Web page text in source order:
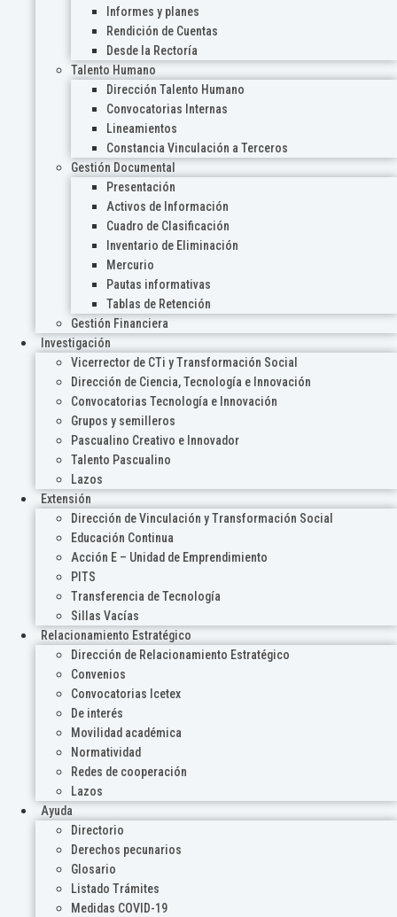
Informes y planes
Rendición de Cuentas
Desde la Rectoría
Talento Humano
Dirección Talento Humano
Convocatorias Internas
Lineamientos
Constancia Vinculación a Terceros
Gestión Documental
Presentación
Activos de Información
Cuadro de Clasificación
Inventario de Eliminación
Mercurio
Pautas informativas
Tablas de Retención
Gestión Financiera
Investigación
Vicerrector de CTi y Transformación Social
Dirección de Ciencia, Tecnología e Innovación
Convocatorias Tecnología e Innovación
Grupos y semilleros
Pascualino Creativo e Innovador
Talento Pascualino
Lazos
Extensión
Dirección de Vinculación y Transformación Social
Educación Continua
Acción E – Unidad de Emprendimiento
PITS
Transferencia de Tecnología
Sillas Vacías
Relacionamiento Estratégico
Dirección de Relacionamiento Estratégico
Convenios
Convocatorias Icetex
De interés
Movilidad académica
Normatividad
Redes de cooperación
Lazos
Ayuda
Directorio
Derechos pecunarios
Glosario
Listado Trámites
Medidas COVID-19